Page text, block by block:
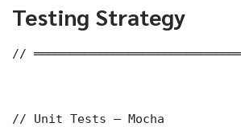
Testing Strategy
//
// Unit Tests — Mocha